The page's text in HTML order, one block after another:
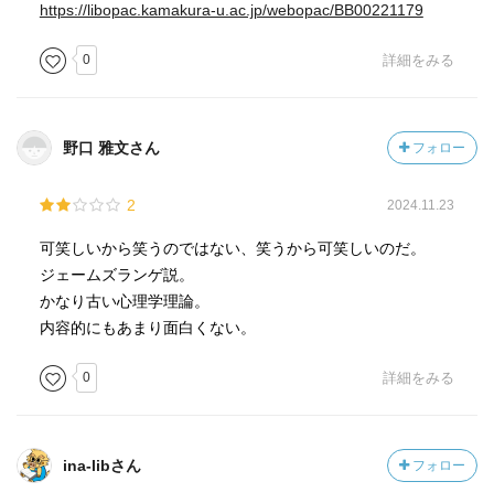
https://libopac.kamakura-u.ac.jp/webopac/BB00221179
0 詳細をみる
野口 雅文さん フォロー
2 2024.11.23
可笑しいから笑うのではない、笑うから可笑しいのだ。
ジェームズランゲ説。
かなり古い心理学理論。
内容的にもあまり面白くない。
0 詳細をみる
ina-libさん フォロー